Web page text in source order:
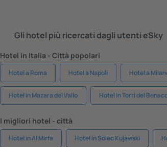
Gli hotel più ricercati dagli utenti eSky
Hotel in Italia - Città popolari
Hotel a Roma Hotel a Napoli Hotel a
Hotel in Mazara del Vallo Hotel in Torri del
I migliori hotel - città
Hotel in Al Mirfa Hotel in Solec Kujawski